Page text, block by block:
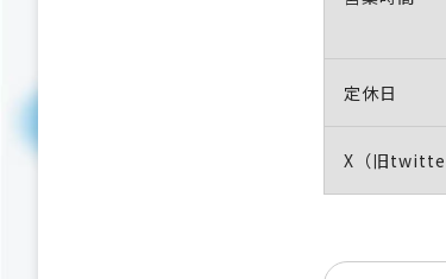
定休日
X（旧twitter